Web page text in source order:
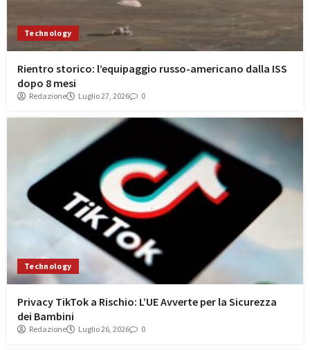
Technology
Rientro storico: l’equipaggio russo-americano dalla ISS
dopo 8 mesi
Redazione Luglio 27, 2026 0
Technology
Privacy TikTok a Rischio: L’UE Avverte per la Sicurezza
dei Bambini
Redazione Luglio 26, 2026 0